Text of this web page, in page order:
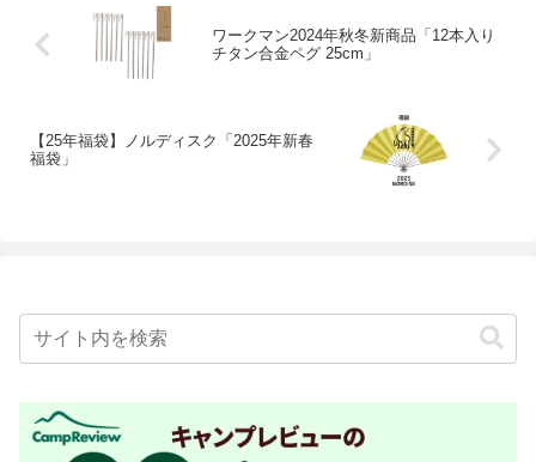
ワークマン2024年秋冬新商品「12本入り
チタン合金ペグ 25cm」
【25年福袋】ノルディスク「2025年新春
福袋」